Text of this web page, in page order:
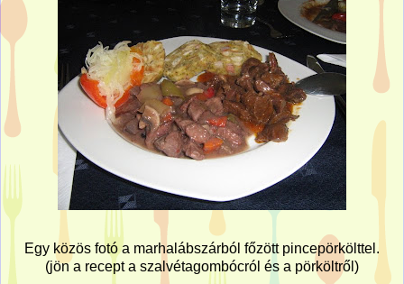
Egy közös fotó a marhalábszárból főzött pincepörkölttel.
(jön a recept a szalvétagombócról és a pörköltről)